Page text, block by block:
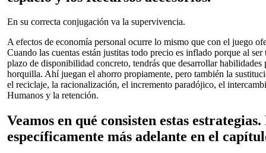
En su correcta conjugación va la supervivencia.
A efectos de economía personal ocurre lo mismo que con el juego
Cuando las cuentas están justitas todo precio es inflado porque al
plazo de disponibilidad concreto, tendrás que desarrollar
horquilla. Ahí juegan el ahorro propiamente, pero también la
el reciclaje, la racionalización, el incremento paradójico, el
Humanos y la retención.
Veamos en qué consisten estas
específicamente más adelante en el